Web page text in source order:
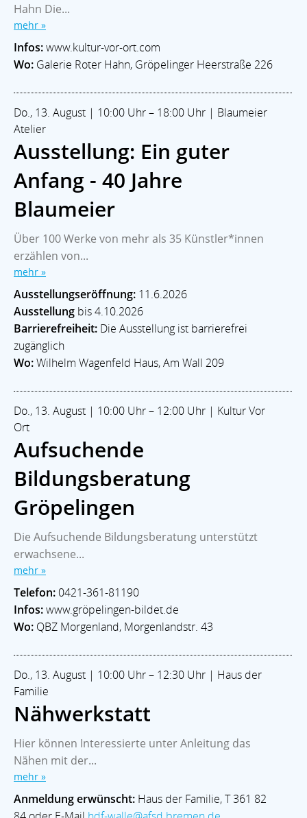
Hahn Die...
mehr »
Infos:www.kultur-vor-ort.com
Wo: Galerie Roter Hahn, Gröpelinger Heerstraße 226
Do., 13. August | 10:00 Uhr – 18:00 Uhr | Blaumeier
Atelier
Ausstellung: Ein guter
Anfang - 40 Jahre
Blaumeier
Über 100 Werke von mehr als 35 Künstler*innen
erzählen von...
mehr »
Ausstellungseröffnung: 11.6.2026
Ausstellung bis 4.10.2026
Barrierefreiheit: Die Ausstellung ist barrierefrei
zugänglich
Wo:Wilhelm Wagenfeld Haus, Am Wall 209
Do., 13. August | 10:00 Uhr – 12:00 Uhr | Kultur Vor
Ort
Aufsuchende
Bildungsberatung
Gröpelingen
Die Aufsuchende Bildungsberatung unterstützt
erwachsene...
mehr »
Telefon: 0421-361-81190
Infos:www.gröpelingen-bildet.de
Wo: QBZ Morgenland, Morgenlandstr. 43
Do., 13. August | 10:00 Uhr – 12:30 Uhr | Haus der
Familie
Nähwerkstatt
Hier können Interessierte unter Anleitung das
Nähen mit der...
mehr »
Anmeldung erwünscht: Haus der Familie, T 361 82